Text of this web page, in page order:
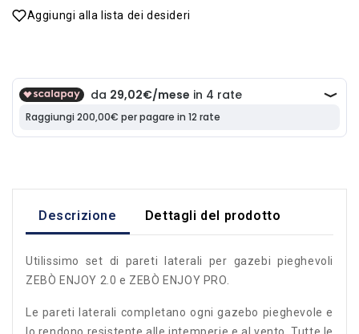
Aggiungi alla lista dei desideri
Descrizione Dettagli del prodotto
Utilissimo set di pareti laterali per gazebi pieghevoli
ZEBÒ ENJOY 2.0 e ZEBÒ ENJOY PRO.
Le pareti laterali completano ogni gazebo pieghevole e